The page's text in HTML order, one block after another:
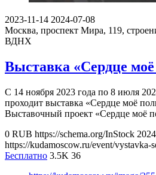
2023-11-14 2024-07-08
Москва, проспект Мира, 119,
ВДНХ
Выставка «Сердце
С 14 ноября 2023 года по 8 июля
проходит выставка «Сердце моё
Выставочный проект «Сердце моё
0 RUB https://schema.org/InStock
https://kudamoscow.ru/event/vystavka-
Бесплатно 3.5K 36